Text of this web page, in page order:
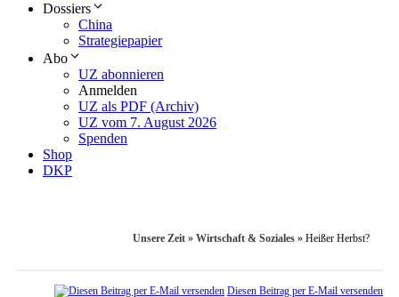
Dossiers
China
Strategiepapier
Abo
UZ abonnieren
Anmelden
UZ als PDF (Archiv)
UZ vom 7. August 2026
Spenden
Shop
DKP
Unsere Zeit » Wirtschaft & Soziales » Heißer Herbst?
Diesen Beitrag per E-Mail versenden